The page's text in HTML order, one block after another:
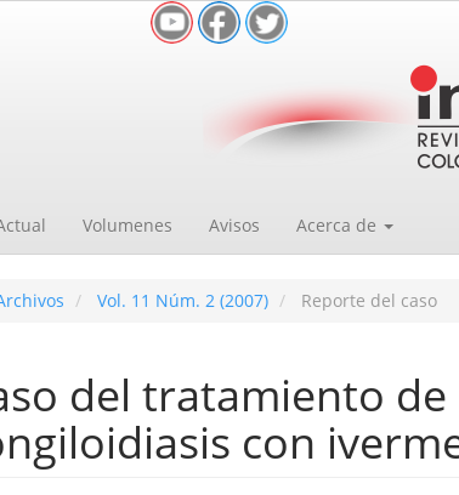
Volumenes Avisos Acerca de
Vol. 11 Núm. 2 (2007) Reporte del caso
del tratamiento de
con